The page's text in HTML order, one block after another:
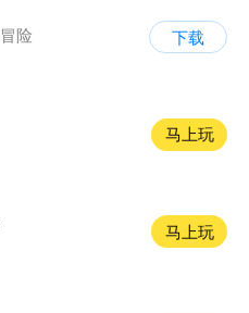
冒险
下载
马上玩
马上玩